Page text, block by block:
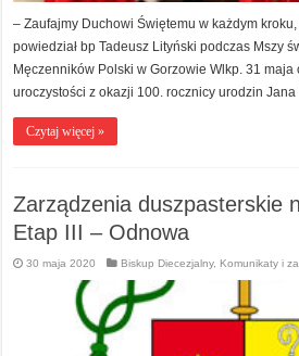
– Zaufajmy Duchowi Świętemu w każdym
powiedział bp Tadeusz Lityński podczas Mszy
Męczenników Polski w Gorzowie Wlkp. 31 maja
uroczystości z okazji 100. rocznicy urodzin Jana
Czytaj więcej »
Zarządzenia duszpasterskie
Etap III – Odnowa
30 maja 2020 Biskup Diecezjalny, Komunikaty i